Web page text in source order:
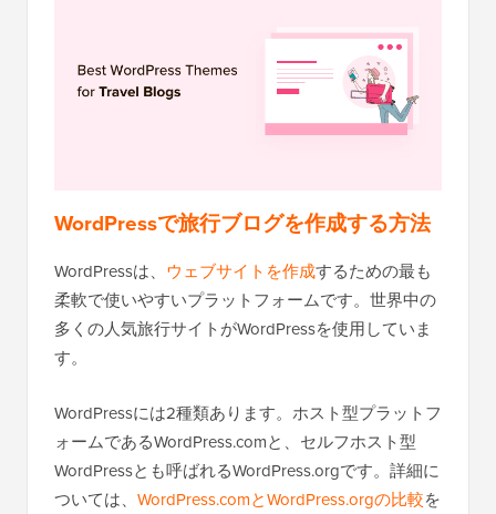
WordPressで旅行ブログを作成する方法
WordPressは、 ウェブサイトを作成するための最も
柔軟で使いやすいプラットフォームです。世界中の
多くの人気旅行サイトがWordPressを使用していま
す。
WordPressには2種類あります。ホスト型プラットフ
ォームであるWordPress.comと、セルフホスト型
WordPressとも呼ばれるWordPress.orgです。詳細に
ついては、 WordPress.comとWordPress.orgの比較を